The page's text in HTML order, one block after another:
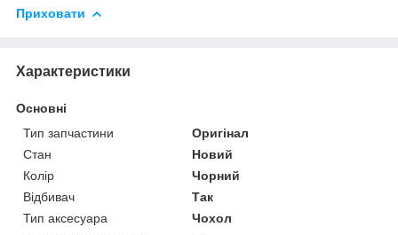
Приховати
Характеристики
Основні
Тип запчастини
Оригінал
Стан
Новий
Колір
Чорний
Відбивач
Так
Тип аксесуара
Чохол